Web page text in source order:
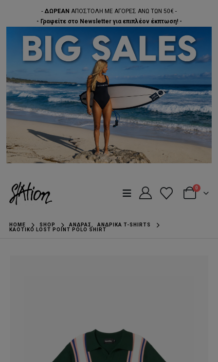
- ΔΩΡΕΑΝ ΑΠΟΣΤΟΛΗ ΜΕ ΑΓΟΡΕΣ ΑΝΩ ΤΩΝ 50€ -
- Γραφείτε στο Newsletter για επιπλέον έκπτωση! -
0
HOME SHOP ΆΝΔΡΑΣ,
ΑΝΔΡΙΚΆ T-SHIRTS
KAOTIKO LOST POINT POLO SHIRT